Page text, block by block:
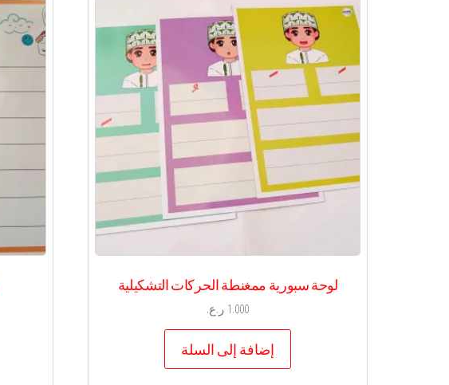
لوحة سبورية ممغنطة الحركات التشكيلية
1.000 ر.ع.
إضافة إلى السلة